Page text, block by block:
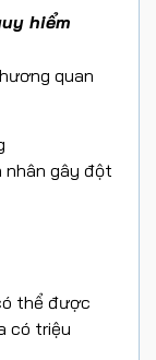
hiểm
quan
nhân gây đột
thể được
có triệu